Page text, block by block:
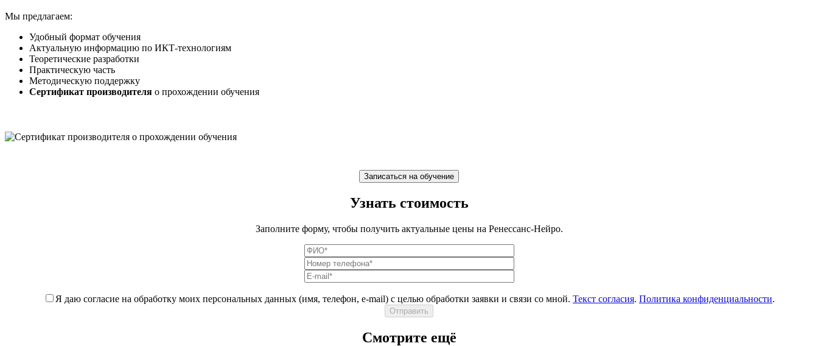
Мы предлагаем:
Удобный формат обучения
Актуальную информацию по ИКТ-технологиям
Теоретические разработки
Практическую часть
Методическую поддержку
Сертификат производителя о прохождении обучения
Записаться на обучение
Узнать стоимость
Заполните форму, чтобы получить актуальные цены на Ренессанс-Нейро.
Я даю согласие на обработку моих персональных данных (имя, телефон, e-mail) с целью обработки заявки и связи со мной. Текст согласия. Политика конфиденциальности.
Смотрите ещё